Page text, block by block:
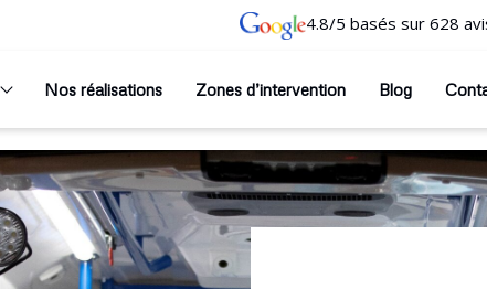
4.8/5 basés sur 628
Nos réalisations Zones d’intervention Blog